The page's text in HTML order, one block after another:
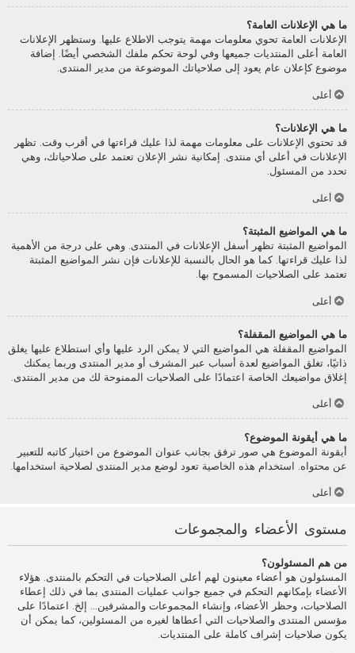
ما هي الإعلانات العامة؟
الإعلانات العامة تحوي معلومات مهمة يتوجب الاطلاع عليها. وستظهر الإعلانات
العامة أعلى المنتديات جميعها وفي لوحة تحكم ملفك الشخصي أيضًا. إضافة
موضوع كإعلان عام يعود إلى صلاحياتك الموضوعة من مدير المنتدى.
أعلى
ما هي الإعلانات؟
قد تحتوي الإعلانات على معلومات مهمة لذا عليك قراءتها في أقرب وقت. تظهر
الإعلانات في أعلى أي منتدى. إمكانية نشر الإعلان تعتمد على صلاحياتك، وهي
تحدد من المسئول.
أعلى
ما هي المواضيع المثبتة؟
المواضيع المثبتة تظهر أسفل الإعلانات في المنتدى. وهي على درجة من الأهمية
لذا عليك قراءتها. كما هو الحال بالنسبة للإعلانات فإن نشر المواضيع المثبتة
تعتمد على الصلاحيات المسموح بها.
أعلى
ما هي المواضيع المقفلة؟
المواضيع المقفلة هي المواضيع التي لا يمكن الرد عليها وأي استطلاع عليها يغلق
ذاتيًا، تغلق المواضيع لعدة أسباب عبر المشرف أو مدير المنتدى وربما يمكنك
إغلاق مواضيعك الخاصة اعتمادًا على الصلاحيات الممنوحة لك من مدير المنتدى.
أعلى
ما هي أيقونة الموضوع؟
أيقونة الموضوع هي صور ترفق بجانب عنوان الموضوع من اختيار كاتبه للتعبير
عن محتواه. استخدام هذه الخاصية تعود لوضع مدير المنتدى لصلاحية استخدامها.
أعلى
مستوى الأعضاء والمجموعات
من هم المسئولون؟
المسئولون هو أعضاء معينون لهم أعلى الصلاحيات في التحكم بالمنتدى. هؤلاء
الأعضاء بإمكانهم التحكم في جميع جوانب عمليات المنتدى بما في ذلك إعطاء
الصلاحيات، وحظر الأعضاء، وإنشاء المجموعات والمشرفين... إلخ. اعتمادًا على
مؤسس المنتدى والصلاحيات التي أعطاها لغيره من المسئولين، كما يمكن أن
يكون صلاحيات إشراف كاملة على المنتديات.